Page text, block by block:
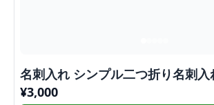
名刺入れ シンプル二つ折り名刺入
¥3,000